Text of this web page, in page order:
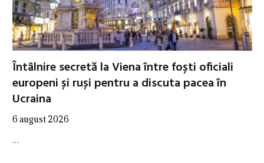
Întâlnire secretă la Viena între foști oficiali
europeni și ruși pentru a discuta pacea în
Ucraina
6 august 2026
…